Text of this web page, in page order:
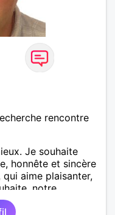
rencontre
Je souhaite
honnête et sincère
aime plaisanter,
notre
chantiers de
se détendre